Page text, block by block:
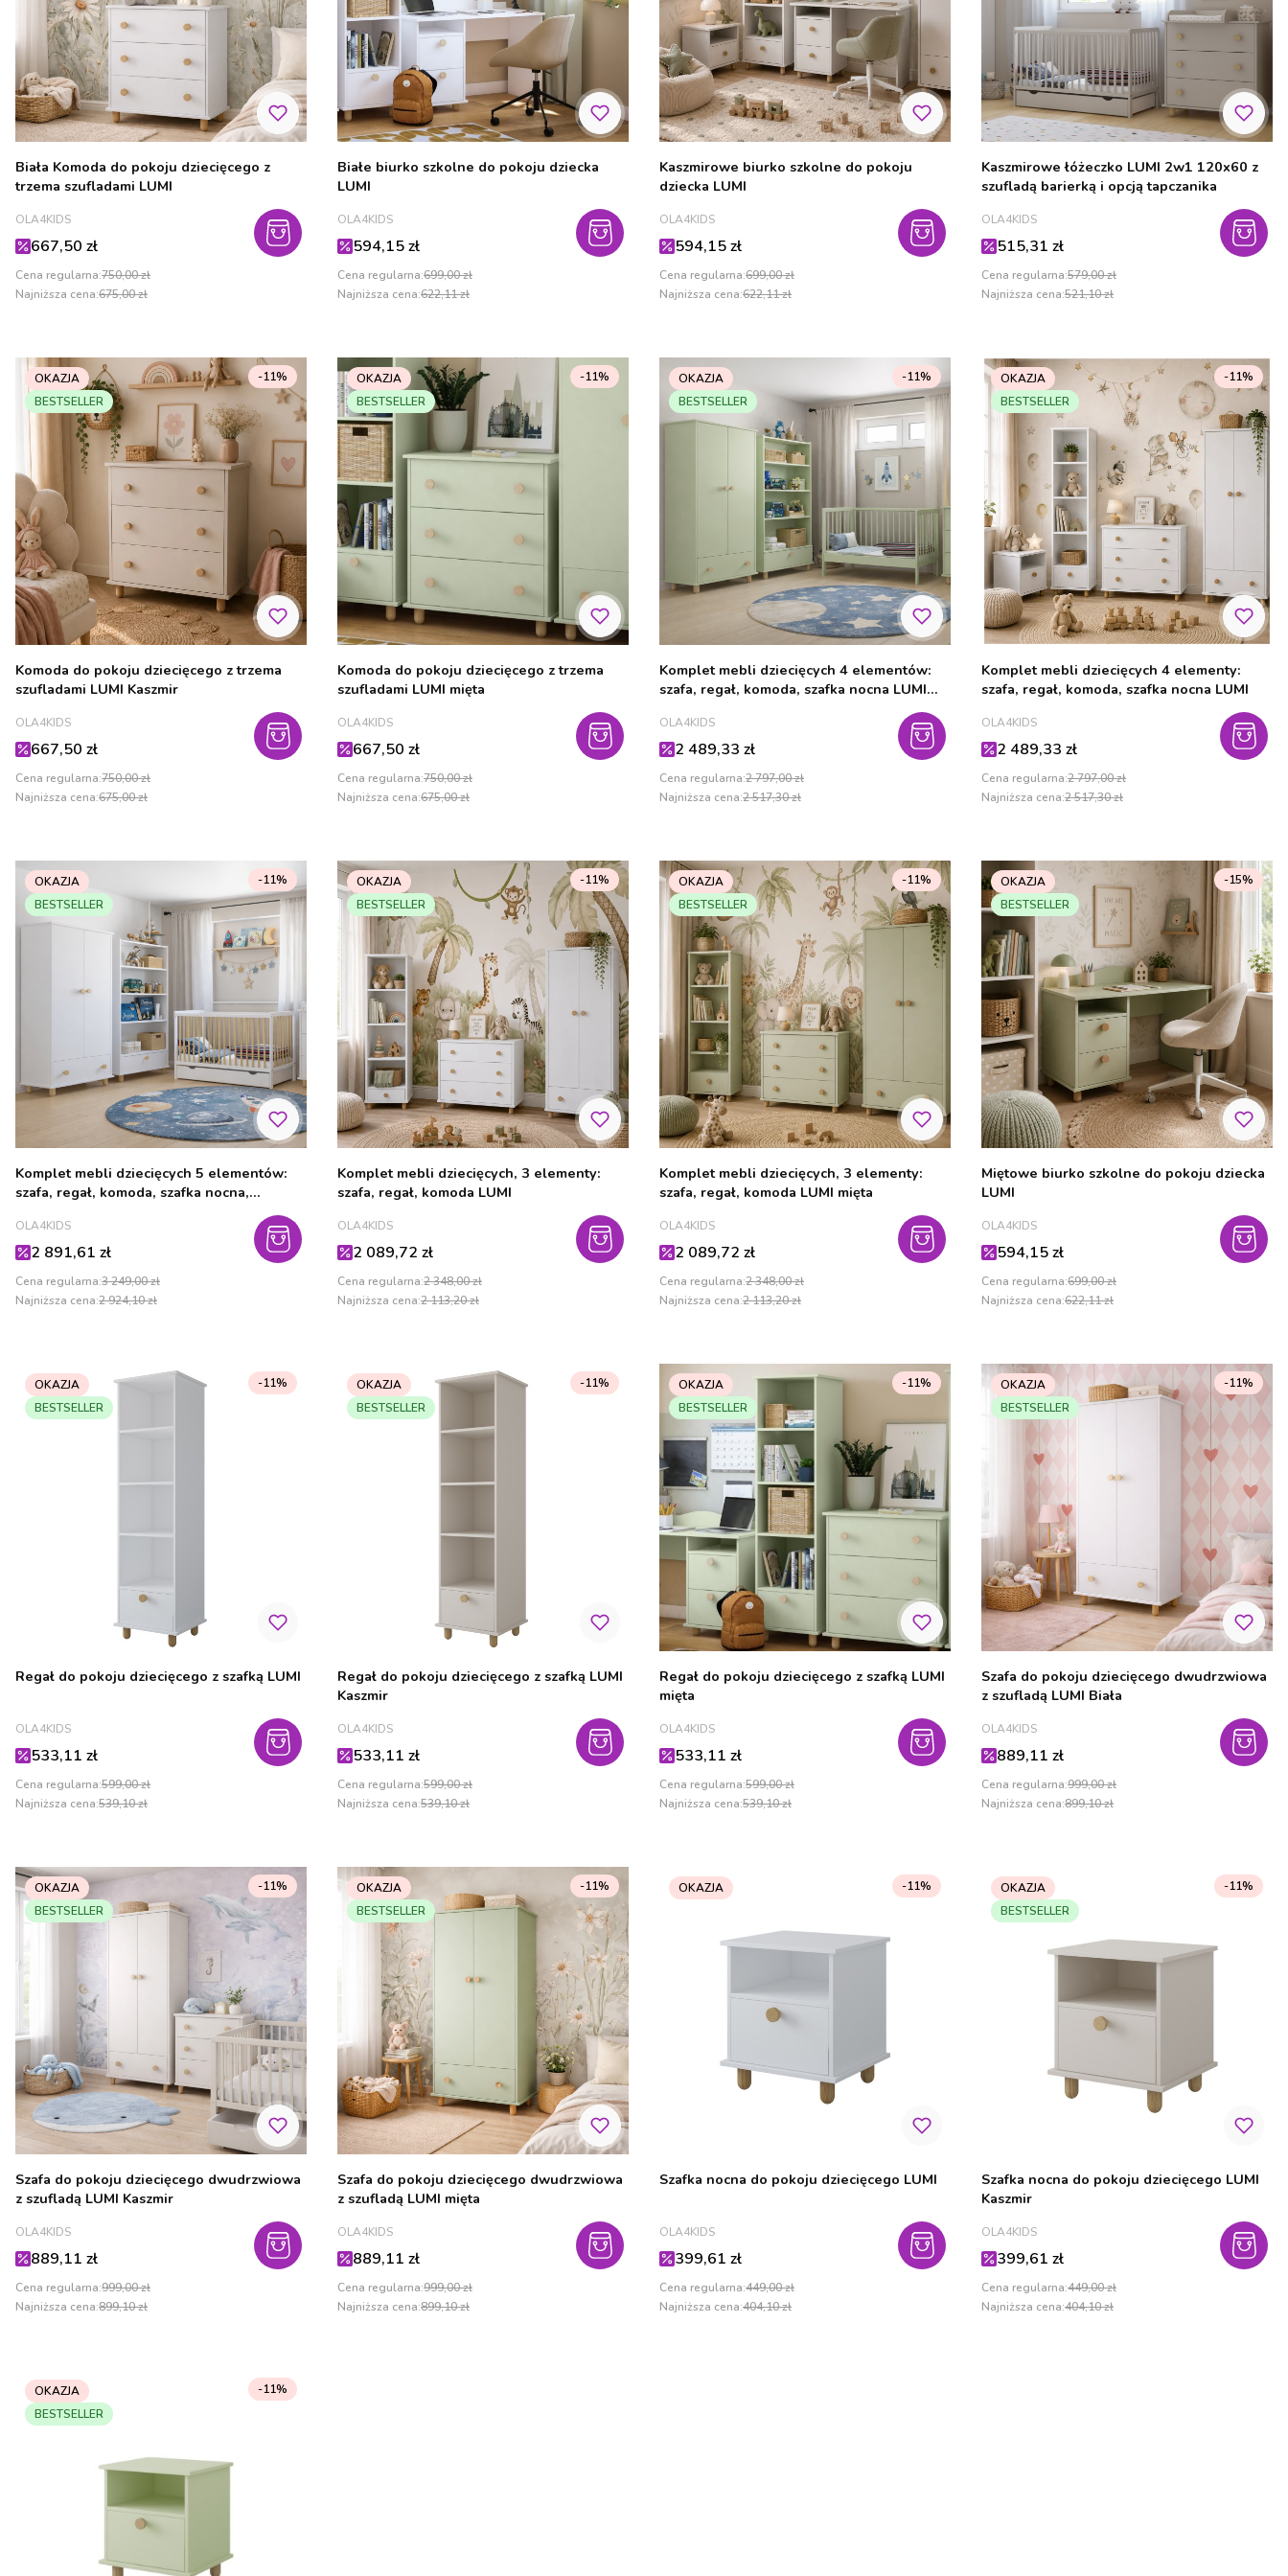
Biała Komoda do pokoju dziecięcego z
trzema szufladami LUMI
PRODUCENT
OLA4KIDS
Cena promocyjna
667,50 zł
Cena regularna:750,00 zł
Najniższa cena:675,00 zł
Białe biurko szkolne do pokoju dziecka
LUMI
PRODUCENT
OLA4KIDS
Cena promocyjna
594,15 zł
Cena regularna:699,00 zł
Najniższa cena:622,11 zł
Kaszmirowe biurko szkolne do pokoju
dziecka LUMI
PRODUCENT
OLA4KIDS
Cena promocyjna
594,15 zł
Cena regularna:699,00 zł
Najniższa cena:622,11 zł
Kaszmirowe łóżeczko LUMI 2w1 120x60 z
szufladą barierką i opcją tapczanika
PRODUCENT
OLA4KIDS
Cena promocyjna
515,31 zł
Cena regularna:579,00 zł
Najniższa cena:521,10 zł
OKAZJA
BESTSELLER
Komoda do pokoju dziecięcego z trzema
szufladami LUMI Kaszmir
PRODUCENT
OLA4KIDS
Cena promocyjna
667,50 zł
Cena regularna:750,00 zł
-11%
Najniższa cena:675,00 zł
OKAZJA
BESTSELLER
Komoda do pokoju dziecięcego z trzema
szufladami LUMI mięta
PRODUCENT
OLA4KIDS
Cena promocyjna
667,50 zł
Cena regularna:750,00 zł
-11%
Najniższa cena:675,00 zł
OKAZJA
BESTSELLER
Komplet mebli dziecięcych 4 elementów:
szafa, regał, komoda, szafka nocna LUMI
PRODUCENT
OLA4KIDS
Cena promocyjna
2 489,33 zł
Cena regularna:2 797,00 zł
-11%
Najniższa cena:2 517,30 zł
OKAZJA
BESTSELLER
Komplet mebli dziecięcych 4 elementy:
szafa, regał, komoda, szafka nocna LUMI
PRODUCENT
OLA4KIDS
Cena promocyjna
2 489,33 zł
Cena regularna:2 797,00 zł
-11%
Najniższa cena:2 517,30 zł
OKAZJA
BESTSELLER
Komplet mebli dziecięcych 5 elementów:
szafa, regał, komoda, szafka nocna,
PRODUCENT
OLA4KIDS
Cena promocyjna
2 891,61 zł
Cena regularna:3 249,00 zł
-11%
Najniższa cena:2 924,10 zł
OKAZJA
BESTSELLER
Komplet mebli dziecięcych, 3 elementy:
szafa, regał, komoda LUMI
PRODUCENT
OLA4KIDS
Cena promocyjna
2 089,72 zł
Cena regularna:2 348,00 zł
-11%
Najniższa cena:2 113,20 zł
OKAZJA
BESTSELLER
Komplet mebli dziecięcych, 3 elementy:
szafa, regał, komoda LUMI mięta
PRODUCENT
OLA4KIDS
Cena promocyjna
2 089,72 zł
Cena regularna:2 348,00 zł
-11%
Najniższa cena:2 113,20 zł
OKAZJA
BESTSELLER
Miętowe biurko szkolne do pokoju dziecka
LUMI
PRODUCENT
OLA4KIDS
Cena promocyjna
594,15 zł
Cena regularna:699,00 zł
-15%
Najniższa cena:622,11 zł
OKAZJA
BESTSELLER
Regał do pokoju dziecięcego z szafką LUMI
PRODUCENT
OLA4KIDS
Cena promocyjna
533,11 zł
Cena regularna:599,00 zł
-11%
Najniższa cena:539,10 zł
OKAZJA
BESTSELLER
Regał do pokoju dziecięcego z szafką LUMI
Kaszmir
PRODUCENT
OLA4KIDS
Cena promocyjna
533,11 zł
Cena regularna:599,00 zł
-11%
Najniższa cena:539,10 zł
OKAZJA
BESTSELLER
Regał do pokoju dziecięcego z szafką LUMI
mięta
PRODUCENT
OLA4KIDS
Cena promocyjna
533,11 zł
Cena regularna:599,00 zł
-11%
Najniższa cena:539,10 zł
OKAZJA
BESTSELLER
Szafa do pokoju dziecięcego dwudrzwiowa
z szufladą LUMI Biała
PRODUCENT
OLA4KIDS
Cena promocyjna
889,11 zł
Cena regularna:999,00 zł
-11%
Najniższa cena:899,10 zł
OKAZJA
BESTSELLER
Szafa do pokoju dziecięcego dwudrzwiowa
z szufladą LUMI Kaszmir
PRODUCENT
OLA4KIDS
Cena promocyjna
889,11 zł
Cena regularna:999,00 zł
-11%
Najniższa cena:899,10 zł
OKAZJA
BESTSELLER
Szafa do pokoju dziecięcego dwudrzwiowa
z szufladą LUMI mięta
PRODUCENT
OLA4KIDS
Cena promocyjna
889,11 zł
Cena regularna:999,00 zł
-11%
Najniższa cena:899,10 zł
OKAZJA
Szafka nocna do pokoju dziecięcego LUMI
PRODUCENT
OLA4KIDS
Cena promocyjna
399,61 zł
Cena regularna:449,00 zł
-11%
Najniższa cena:404,10 zł
OKAZJA
BESTSELLER
Szafka nocna do pokoju dziecięcego LUMI
Kaszmir
PRODUCENT
OLA4KIDS
Cena promocyjna
399,61 zł
Cena regularna:449,00 zł
-11%
Najniższa cena:404,10 zł
OKAZJA
BESTSELLER
-11%